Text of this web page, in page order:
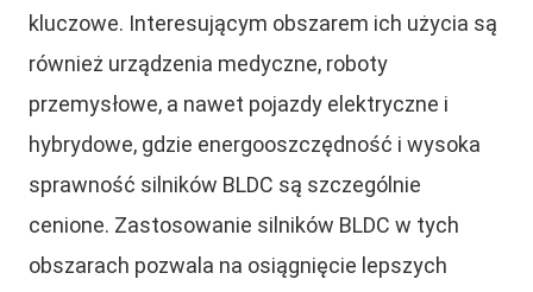
kluczowe. Interesującym obszarem ich użycia są
również urządzenia medyczne, roboty
przemysłowe, a nawet pojazdy elektryczne i
hybrydowe, gdzie energooszczędność i wysoka
sprawność silników BLDC są szczególnie
cenione. Zastosowanie silników BLDC w tych
obszarach pozwala na osiągnięcie lepszych